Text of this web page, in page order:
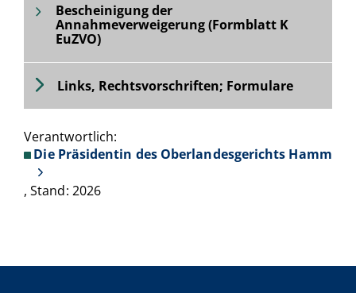
Bescheinigung der
Annahmeverweigerung (Formblatt K
EuZVO)
Links, Rechtsvorschriften; Formulare
Verantwortlich:
Die Präsidentin des Oberlandesgerichts Hamm
, Stand: 2026